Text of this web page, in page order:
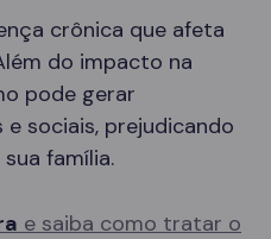
crônica que afeta
do impacto na
pode gerar
sociais, prejudicando
família.
e saiba como tratar o